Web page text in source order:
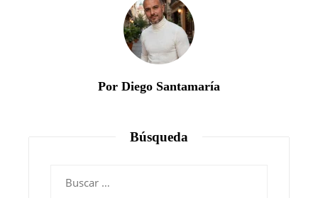
Por Diego Santamaría
Búsqueda